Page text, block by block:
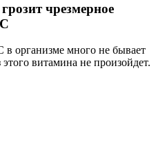
чрезмерное
организме много не бывает
витамина не произойдет.